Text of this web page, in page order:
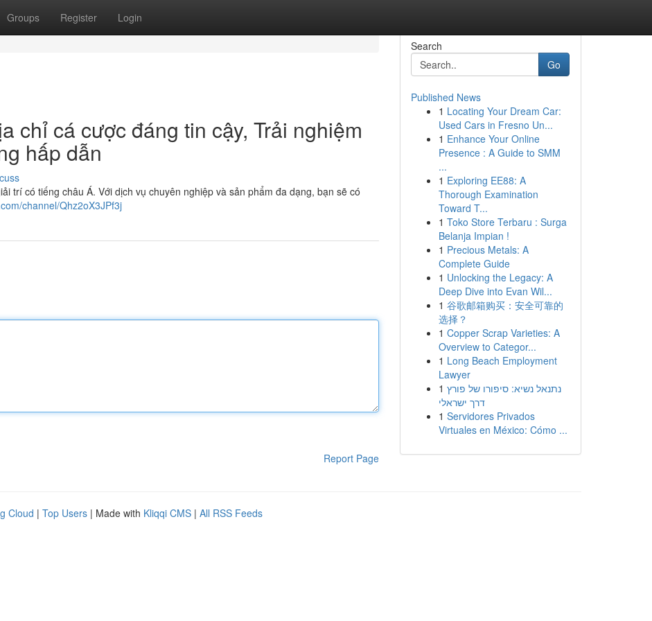
Groups Register Login
chỉ cá cược đáng tin cậy, Trải nghiệm
hấp dẫn
trí có tiếng châu Á. Với dịch vụ chuyên nghiệp và sản phẩm đa dạng, bạn sẽ có
channel/Qhz2oX3JPf3j
Report Page
Search
Go
Published News
1 Locating Your Dream Car:
Used Cars in Fresno Un...
1 Enhance Your Online
Presence : A Guide to SMM
...
1 Exploring EE88: A
Thorough Examination
Toward T...
1 Toko Store Terbaru : Surga
Belanja Impian !
1 Precious Metals: A
Complete Guide
1 Unlocking the Legacy: A
Deep Dive into Evan Wil...
1 谷歌邮箱购买：安全可靠的
选择？
1 Copper Scrap Varieties: A
Overview to Categor...
1 Long Beach Employment
Lawyer
1 נתנאל נשיא: סיפורו של פורץ
דרך ישראלי
1 Servidores Privados
Virtuales en México: Cómo ...
Cloud | Top Users | Made with Kliqqi CMS | All RSS Feeds